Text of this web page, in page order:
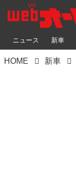
ニュース 新車
HOME 新車